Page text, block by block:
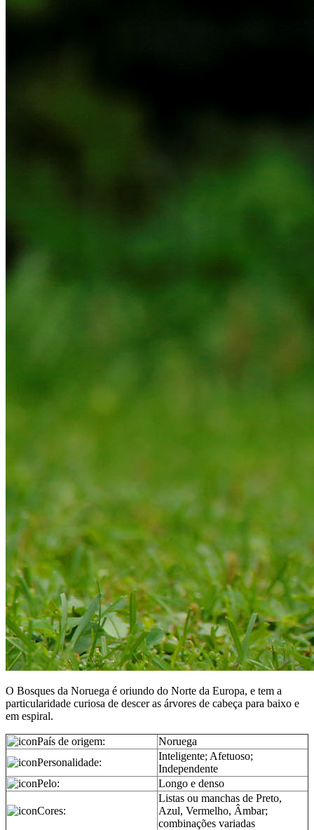
O Bosques da Noruega é oriundo do Norte da Europa, e tem a
particularidade curiosa de descer as árvores de cabeça para baixo e
em espiral.
País de origem:
Noruega
Personalidade:
Inteligente; Afetuoso;
Independente
Pelo:
Longo e denso
Cores:
Listas ou manchas de Preto,
Azul, Vermelho, Âmbar;
combinações variadas